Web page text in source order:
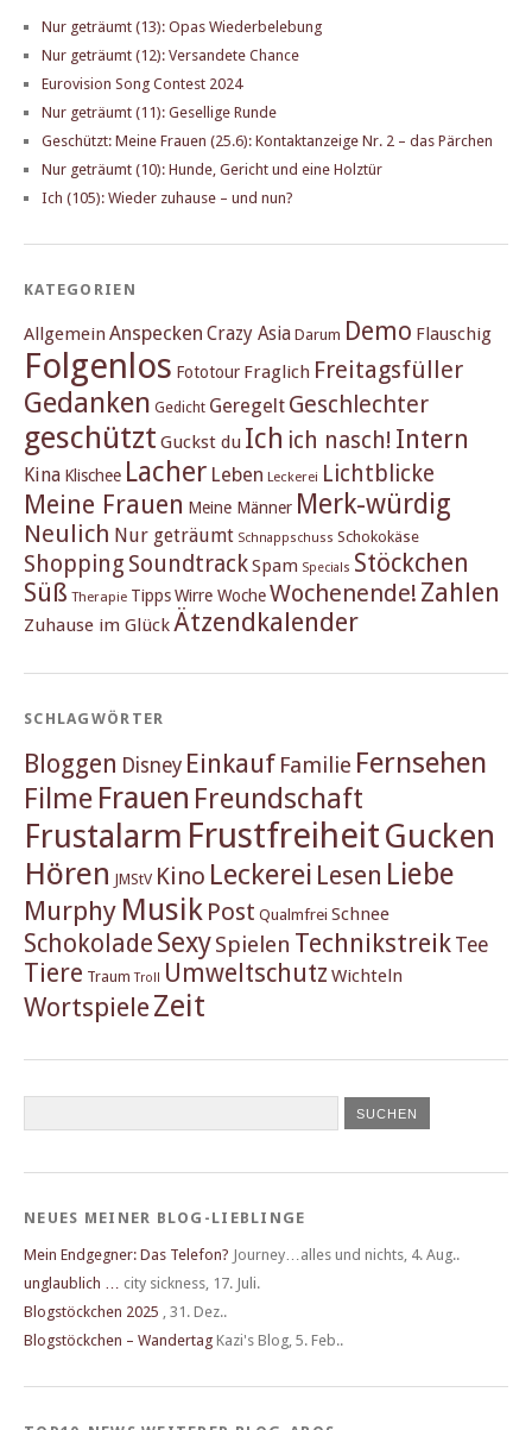
Nur geträumt (13): Opas Wiederbelebung
Nur geträumt (12): Versandete Chance
Eurovision Song Contest 2024
Nur geträumt (11): Gesellige Runde
Geschützt: Meine Frauen (25.6): Kontaktanzeige Nr. 2 – das Pärchen
Nur geträumt (10): Hunde, Gericht und eine Holztür
Ich (105): Wieder zuhause – und nun?
KATEGORIEN
Allgemein Anspecken Crazy Asia Darum Demo Flauschig
Folgenlos Fototour Fraglich Freitagsfüller
Gedanken Gedicht Geregelt Geschlechter
geschützt Guckst du Ich ich nasch! Intern
Kina Klischee Lacher Leben Leckerei Lichtblicke
Meine Frauen Meine Männer Merk-würdig
Neulich Nur geträumt Schnappschuss Schokokäse
Shopping SoundtrackSpam Specials Stöckchen
Süß Therapie TippsWirre WocheWochenende! Zahlen
Zuhause im Glück Ätzendkalender
SCHLAGWÖRTER
Bloggen Disney Einkauf Familie Fernsehen
Filme Frauen Freundschaft
Frustalarm FrustfreiheitGucken
Hören JMStV Kino Leckerei Lesen Liebe
Murphy Musik Post Qualmfrei Schnee
Schokolade SexySpielen Technikstreik Tee
Tiere Traum Troll Umweltschutz Wichteln
Wortspiele Zeit
NEUES MEINER BLOG-LIEBLINGE
Mein Endgegner: Das Telefon? Journey…alles und nichts 4. Aug..
unglaublich …
city sickness 17. Juli.
Blogstöckchen 2025
31. Dez..
Blogstöckchen – Wandertag Kazi's Blog 5. Feb..